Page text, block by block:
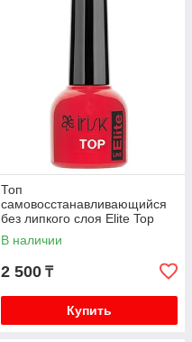
Топ
самовосстанавливающийся
без липкого слоя Elite Top
10мл IRISK
В наличии
2 500 ₸
Купить